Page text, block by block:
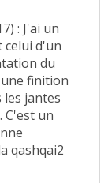
: J'ai un
celui d'un
du
finition
jantes
C'est un
qashqai2